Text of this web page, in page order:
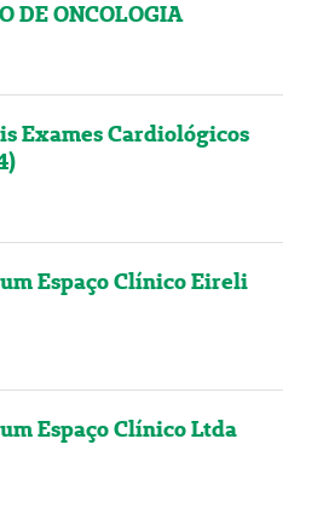
DE ONCOLOGIA
Exames Cardiológicos
Espaço Clínico Eireli
Espaço Clínico Ltda